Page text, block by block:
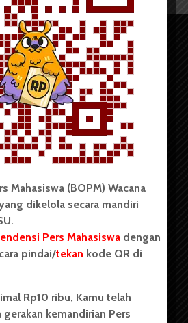
rights reserved BOPM WACANA.
(BOPM) Wacana merupakan
di luar kampus dan dikelola
Universitas Sumatera Utara
Wacana merupakan salah satu
(UKM) di Universitas Sumatera
Mahasiswa (BOPM) Wacana
dikelola secara mandiri
Pers Mahasiswa dengan
pindai/tekan kode QR di
Rp10 ribu, Kamu telah
kemandirian Pers